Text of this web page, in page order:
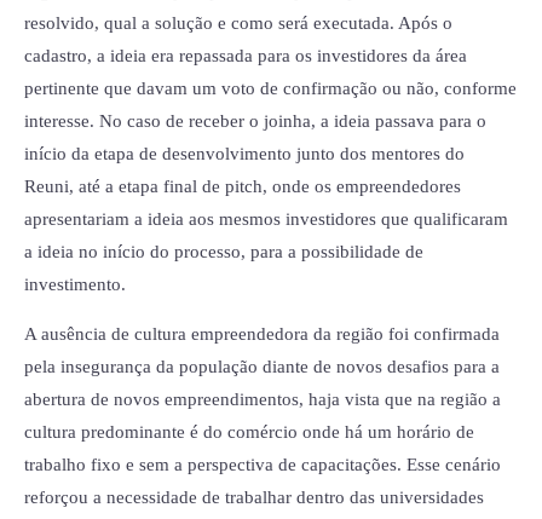
resolvido, qual a solução e como será executada. Após o
cadastro, a ideia era repassada para os investidores da área
pertinente que davam um voto de confirmação ou não, conforme
interesse. No caso de receber o joinha, a ideia passava para o
início da etapa de desenvolvimento junto dos mentores do
Reuni, até a etapa final de pitch, onde os empreendedores
apresentariam a ideia aos mesmos investidores que qualificaram
a ideia no início do processo, para a possibilidade de
investimento.
A ausência de cultura empreendedora da região foi confirmada
pela insegurança da população diante de novos desafios para a
abertura de novos empreendimentos, haja vista que na região a
cultura predominante é do comércio onde há um horário de
trabalho fixo e sem a perspectiva de capacitações. Esse cenário
reforçou a necessidade de trabalhar dentro das universidades